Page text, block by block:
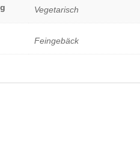
Vegetarisch
Feingebäck